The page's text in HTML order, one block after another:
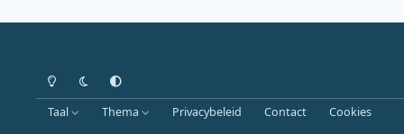
Heldere modus
Donkere modus
Systeemvoorkeur
Taal Thema Privacybeleid Contact Cookies